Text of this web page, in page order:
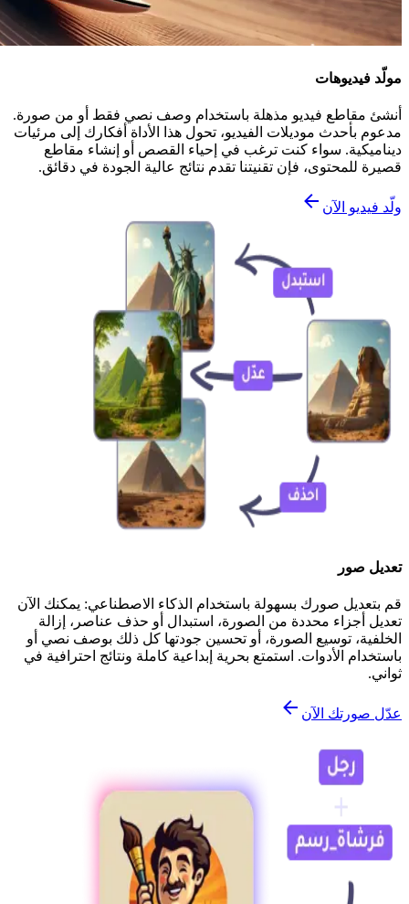
مولّد فيديوهات
أنشئ مقاطع فيديو مذهلة باستخدام وصف نصي فقط أو من صورة.
مدعوم بأحدث موديلات الفيديو، تحول هذا الأداة أفكارك إلى مرئيات
ديناميكية. سواء كنت ترغب في إحياء القصص أو إنشاء مقاطع
قصيرة للمحتوى، فإن تقنيتنا تقدم نتائج عالية الجودة في دقائق.
ولّد فيديو الآن
تعديل صور
قم بتعديل صورك بسهولة باستخدام الذكاء الاصطناعي: يمكنك الآن
تعديل أجزاء محددة من الصورة، استبدال أو حذف عناصر، إزالة
الخلفية، توسيع الصورة، أو تحسين جودتها كل ذلك بوصف نصي أو
باستخدام الأدوات. استمتع بحرية إبداعية كاملة ونتائج احترافية في
ثواني.
عدّل صورتك الآن